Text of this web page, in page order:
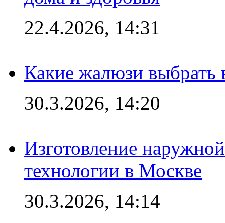
22.4.2026, 14:31
Какие жалюзи выбрать
30.3.2026, 14:20
Изготовление
технологии в Москве
30.3.2026, 14:14